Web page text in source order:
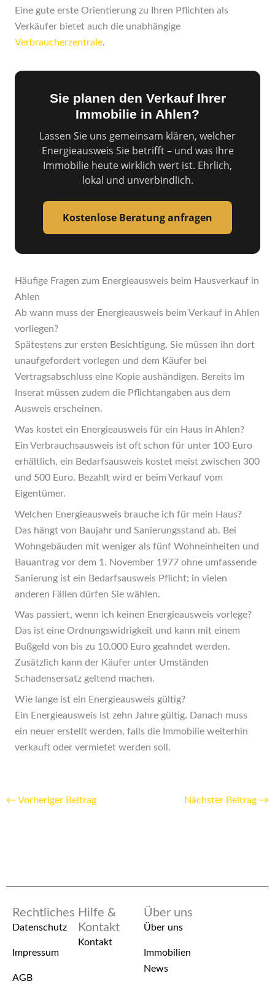
Eine gute erste Orientierung zu Ihren Pflichten als
Verkäufer bietet auch die unabhängige
Verbraucherzentrale.
Sie planen den Verkauf Ihrer
Immobilie in Ahlen?
Lassen Sie uns gemeinsam klären, welcher
Energieausweis Sie betrifft – und was Ihre
Immobilie heute wirklich wert ist. Ehrlich,
lokal und unverbindlich.
Kostenlose Beratung anfragen
Häufige Fragen zum Energieausweis beim Hausverkauf in
Ahlen
Ab wann muss der Energieausweis beim Verkauf in Ahlen
vorliegen?
Spätestens zur ersten Besichtigung. Sie müssen ihn dort
unaufgefordert vorlegen und dem Käufer bei
Vertragsabschluss eine Kopie aushändigen. Bereits im
Inserat müssen zudem die Pflichtangaben aus dem
Ausweis erscheinen.
Was kostet ein Energieausweis für ein Haus in Ahlen?
Ein Verbrauchsausweis ist oft schon für unter 100 Euro
erhältlich, ein Bedarfsausweis kostet meist zwischen 300
und 500 Euro. Bezahlt wird er beim Verkauf vom
Eigentümer.
Welchen Energieausweis brauche ich für mein Haus?
Das hängt von Baujahr und Sanierungsstand ab. Bei
Wohngebäuden mit weniger als fünf Wohneinheiten und
Bauantrag vor dem 1. November 1977 ohne umfassende
Sanierung ist ein Bedarfsausweis Pflicht; in vielen
anderen Fällen dürfen Sie wählen.
Was passiert, wenn ich keinen Energieausweis vorlege?
Das ist eine Ordnungswidrigkeit und kann mit einem
Bußgeld von bis zu 10.000 Euro geahndet werden.
Zusätzlich kann der Käufer unter Umständen
Schadensersatz geltend machen.
Wie lange ist ein Energieausweis gültig?
Ein Energieausweis ist zehn Jahre gültig. Danach muss
ein neuer erstellt werden, falls die Immobilie weiterhin
verkauft oder vermietet werden soll.
← Vorheriger Beitrag Nächster Beitrag →
Rechtliches
Datenschutz
Impressum
AGB
Hilfe &
Kontakt
Kontakt
Über uns
Über uns
Immobilien
News